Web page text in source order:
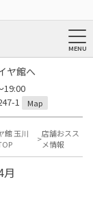
ヤ館へ
19:00
1
Map
館 玉川
店舗おスス
メ情報